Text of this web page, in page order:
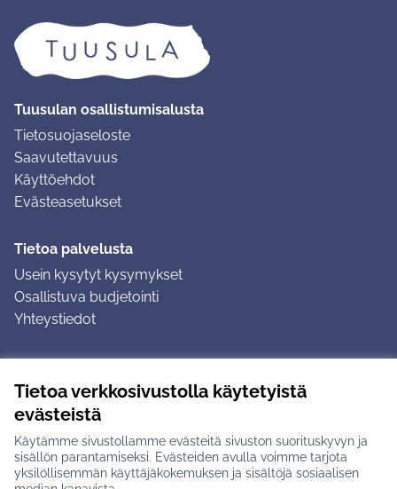
Tietoa verkkosivustolla käytetyistä
evästeistä
Käytämme sivustollamme evästeitä sivuston suorituskyvyn ja
sisällön parantamiseksi. Evästeiden avulla voimme tarjota
yksilöllisemmän käyttäjäkokemuksen ja sisältöjä sosiaalisen
Tuusulan osallistumisalusta
Tietosuojaseloste
Saavutettavuus
Käyttöehdot
Evästeasetukset
Tietoa palvelusta
Usein kysytyt kysymykset
Osallistuva budjetointi
Yhteystiedot
Ohjeet kirjautumiseen
Ohjeet kommentin jättämiseen